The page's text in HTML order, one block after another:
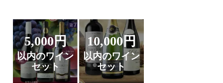
5,000円
以内のワイン
セット
10,000円
以内のワイン
セット